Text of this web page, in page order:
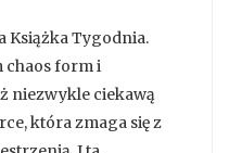
Książka Tygodnia.
chaos form i
niezwykle ciekawą
która zmaga się z